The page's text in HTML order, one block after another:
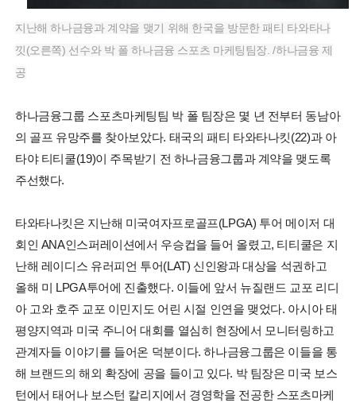
지난해 하나금융과 계약을 맺기 위해 한국을 방문한 패티 타와타나
낏(오른쪽) 선수와 박 폴 하나금융 스포츠 마케팅팀장. /하나금융 제
공
하나금융그룹 스포츠마케팅팀 박 폴 팀장은 몇 년 전부터 동남아
의 골프 유망주를 찾아보았다. 태국의 패티 타와타나킷(22)과 아
타야 티티쿨(19)이 주목받기 전 하나금융그룹과 계약을 맺도록
주선했다.
타와타나킷은 지난해 미국여자프로골프(LPGA) 투어 메이저 대
회인 ANA인스퍼레이션에서 우승컵을 들어 올렸고, 티티쿨은 지
난해 레이디스 유러피언 투어(LAT) 신인왕과 대상을 석권하고
올해 미 LPGA투어에 진출했다. 이들에 앞서 뉴질랜드 교포 리디
아 고와 호주 교포 이민지도 어린 시절 인연을 맺었다. 아시아 태
평양지역과 미국 주니어 대회를 열심히 현장에서 모니터링하고
관계자들 이야기를 들어온 덕분이다. 하나금융그룹은 이들을 통
해 브랜드의 해외 확장에 공을 들이고 있다. 박 팀장은 미국 보스
턴에서 태어나 보스턴 칼리지에서 경영학을 전공한 스포츠마케